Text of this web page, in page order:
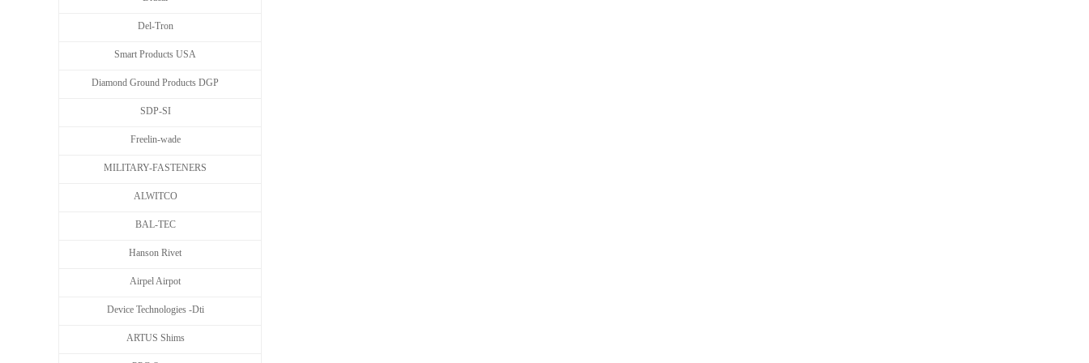
Del-Tron
Smart Products USA
Diamond Ground Products DGP
SDP-SI
Freelin-wade
MILITARY-FASTENERS
ALWITCO
BAL-TEC
Hanson Rivet
Airpel Airpot
Device Technologies -Dti
ARTUS Shims